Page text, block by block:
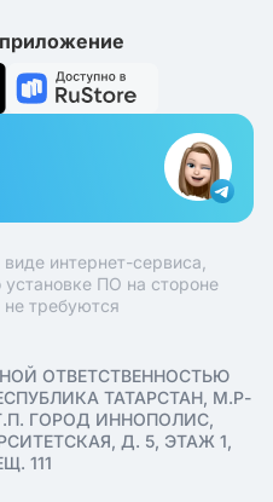
интернет-сервиса,
ПО на стороне
не требуются
ОТВЕТСТВЕННОСТЬЮ
ТАТАРСТАН, М.Р-
ГОРОД ИННОПОЛИС,
Д. 5, ЭТАЖ 1,
111